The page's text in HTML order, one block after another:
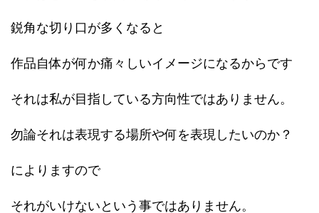
鋭角な切り口が多くなると
作品自体が何か痛々しいイメージになるからです
それは私が目指している方向性ではありません。
勿論それは表現する場所や何を表現したいのか？
によりますので
それがいけないという事ではありません。